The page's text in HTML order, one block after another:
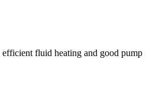
fluid heating and good pump